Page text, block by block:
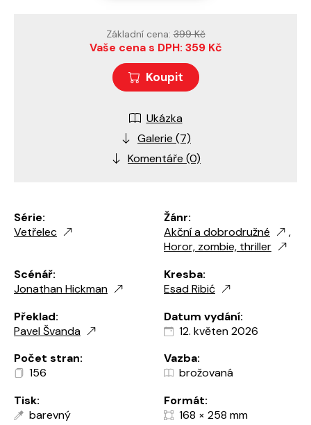
Série:
Vetřelec
Žánr:
Akční a dobrodružné
,
Horor, zombie, thriller
Scénář:
Jonathan Hickman
Kresba:
Esad Ribić
Překlad:
Pavel Švanda
Datum vydání:
12. květen 2026
Počet stran:
156
Vazba:
brožovaná
Tisk:
barevný
Formát:
168 × 258 mm
Základní cena:399 Kč
Vaše cena s DPH: 359 Kč
Koupit
Ukázka
Galerie (7)
Komentáře (0)